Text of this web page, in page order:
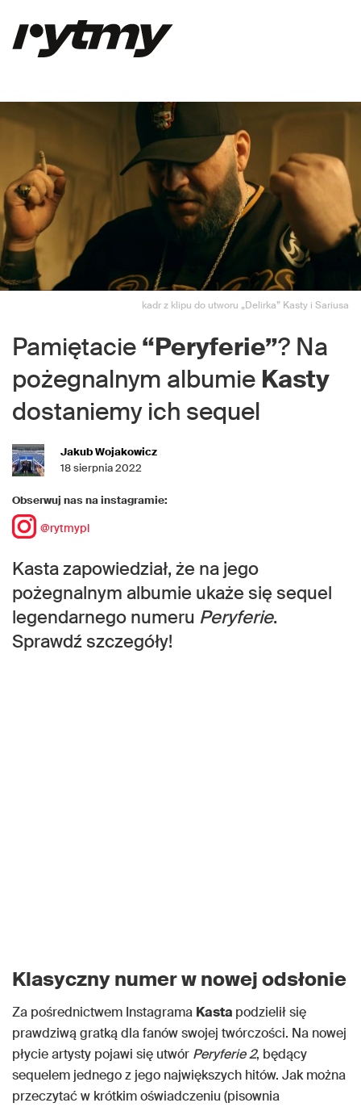
kadr z klipu do utworu „Delirka” Kasty i Sariusa
Pamiętacie “Peryferie”? Na
pożegnalnym albumie Kasty
dostaniemy ich sequel
Jakub Wojakowicz
18 sierpnia 2022
Obserwuj nas na instagramie:
@rytmypl
Kasta zapowiedział, że na jego
pożegnalnym albumie ukaże się sequel
legendarnego numeru Peryferie.
Sprawdź szczegóły!
Klasyczny numer w nowej odsłonie
Za pośrednictwem Instagrama Kasta podzielił się
prawdziwą gratką dla fanów swojej twórczości. Na nowej
płycie artysty pojawi się utwór Peryferie 2, będący
sequelem jednego z jego największych hitów. Jak można
przeczytać w krótkim oświadczeniu (pisownia